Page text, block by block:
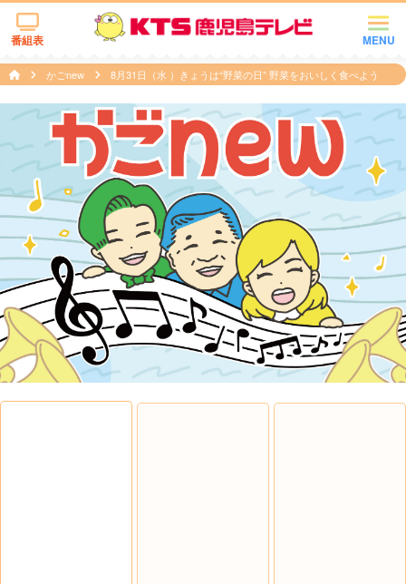
MENU
番組表
かごnew 8月31日（水 ）きょうは“野菜の日” 野菜をおいしく食べよう